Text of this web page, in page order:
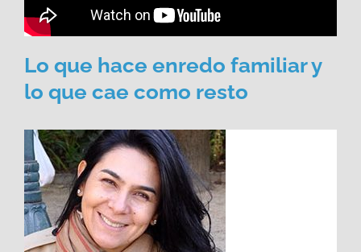
Lo que hace enredo familiar y
lo que cae como resto